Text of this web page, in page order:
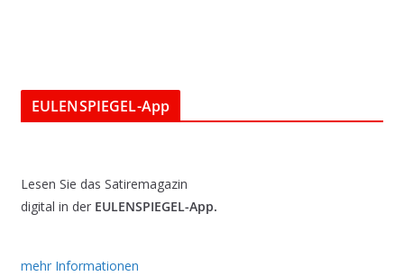
EULENSPIEGEL-App
Lesen Sie das Satiremagazin
digital in der EULENSPIEGEL-App.
mehr Informationen